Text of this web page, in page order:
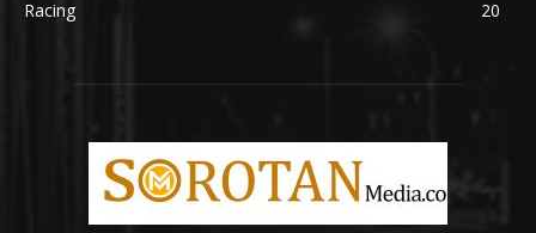
Racing
20